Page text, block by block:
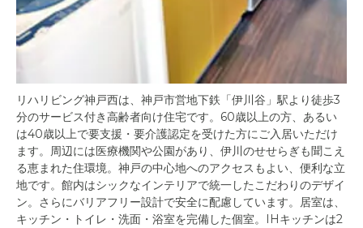
リハリビング神戸西は、神戸市営地下鉄「伊川谷」駅より徒歩3
分のサービス付き高齢者向け住宅です。60歳以上の方、あるい
は40歳以上で要支援・要介護認定を受けた方にご入居いただけ
ます。周辺には医療機関や公園があり、伊川のせせらぎも聞こえ
る恵まれた住環境。神戸の中心地へのアクセスもよい、便利な立
地です。館内はシックなインテリアで統一したこだわりのデザイ
ン。さらにバリアフリー設計で安全に配慮しています。居室は、
キッチン・トイレ・洗面・浴室を完備した個室。IHキッチンは2